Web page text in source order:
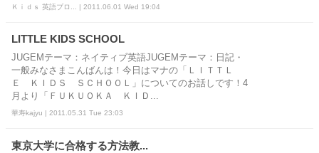
Ｋｉｄｓ 英語ブロ... | 2011.06.01 Wed 19:04
LITTLE KIDS SCHOOL
JUGEMテーマ：ネイティブ英語JUGEMテーマ：日記・
一般みなさまこんばんは！今日はマナの「ＬＩＴＴＬ
Ｅ ＫＩＤＳ ＳＣＨＯＯＬ」についてのお話しです！4
月より「ＦＵＫＵＯＫＡ ＫＩＤ...
華寿kajyu | 2011.05.31 Tue 23:03
東京大学に合格する方法教...